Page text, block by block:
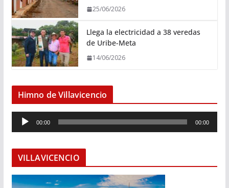
25/06/2026
Llega la electricidad a 38 veredas
de Uribe-Meta
14/06/2026
Himno de Villavicencio
e
o
d
00:00 00:00
VILLAVICENCIO